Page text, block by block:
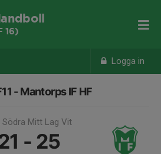
Logga in
16)
- Mantorps IF HF
Södra Mitt Lag Vit
- 25